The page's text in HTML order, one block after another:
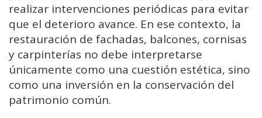
realizar intervenciones periódicas para evitar
que el deterioro avance. En ese contexto, la
restauración de fachadas, balcones, cornisas
y carpinterías no debe interpretarse
únicamente como una cuestión estética, sino
como una inversión en la conservación del
patrimonio común.